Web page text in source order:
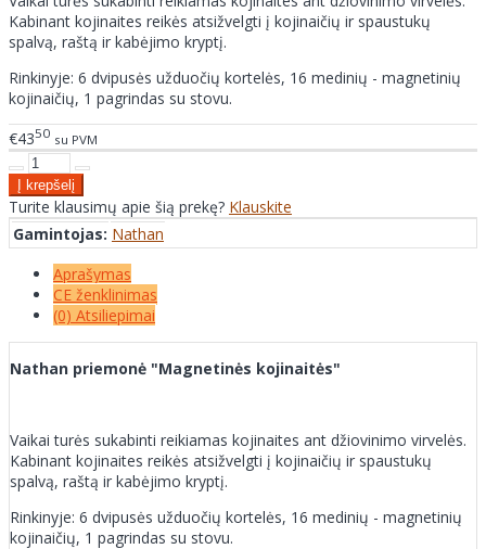
Kabinant kojinaites reikės atsižvelgti į kojinaičių ir spaustukų
spalvą, raštą ir kabėjimo kryptį.
Rinkinyje: 6 dvipusės užduočių kortelės, 16 medinių - magnetinių
kojinaičių, 1 pagrindas su stovu.
€4350 su PVM
Turite klausimų apie šią prekę? Klauskite
Gamintojas: Nathan
Aprašymas
CE ženklinimas
(0) Atsiliepimai
Nathan priemonė "Magnetinės kojinaitės"
Vaikai turės sukabinti reikiamas kojinaites ant džiovinimo virvelės.
Kabinant kojinaites reikės atsižvelgti į kojinaičių ir spaustukų
spalvą, raštą ir kabėjimo kryptį.
Rinkinyje: 6 dvipusės užduočių kortelės, 16 medinių - magnetinių
kojinaičių, 1 pagrindas su stovu.